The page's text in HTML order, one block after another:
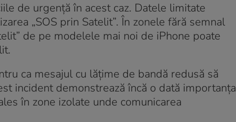
de urgență în acest caz. Datele limitate
„SOS prin Satelit”. În zonele fără semnal
de pe modelele mai noi de iPhone poate
ca mesajul cu lățime de bandă redusă să
incident demonstrează încă o dată importanța
în zone izolate unde comunicarea